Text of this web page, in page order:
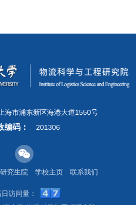
上海市浦东新区海港大道1550号
编码： 201306
研究生院 学校主页 联系我们
日访问量：